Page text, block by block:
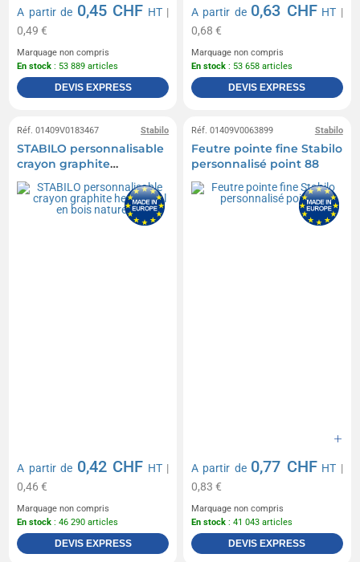
A partir de 0,45 CHF HT|
0,49 €
Marquage non compris
En stock : 53 889 articles
DEVIS EXPRESS
A partir de 0,63 CHF HT |
0,68 €
Marquage non compris
En stock : 53 658 articles
DEVIS EXPRESS
Stabilo
Réf. 01409V0183467
STABILO personnalisable
crayon graphite
hexagonal en bois
naturel
A partir de 0,42 CHF HT|
0,46 €
Marquage non compris
En stock : 46 290 articles
DEVIS EXPRESS
Stabilo
Réf. 01409V0063899
Feutre pointe fine Stabilo
personnalisé point 88
A partir de 0,77 CHF HT |
0,83 €
Marquage non compris
En stock : 41 043 articles
DEVIS EXPRESS